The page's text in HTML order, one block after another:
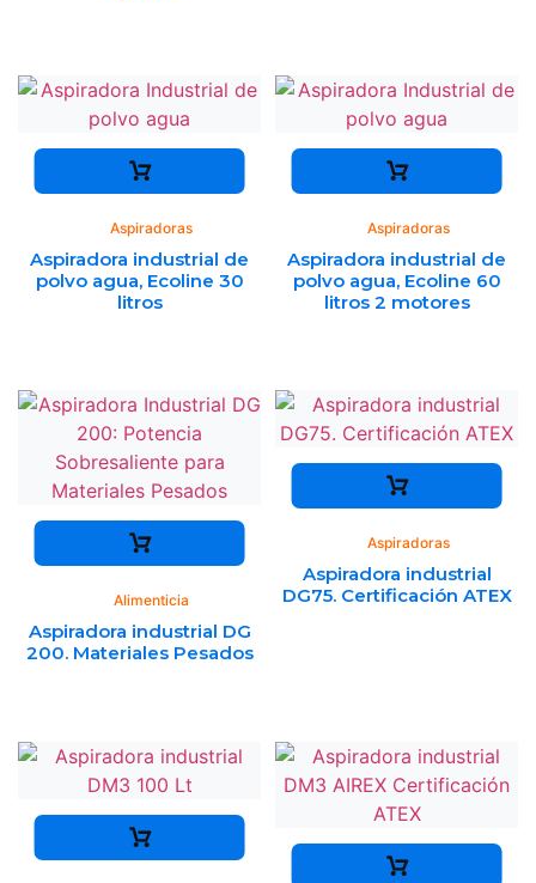
Aspiradoras
Aspiradora industrial de
polvo agua, Ecoline 30
litros
Aspiradoras
Aspiradora industrial de
polvo agua, Ecoline 60
litros 2 motores
Alimenticia
Aspiradora industrial DG
200. Materiales Pesados
Aspiradoras
Aspiradora industrial
DG75. Certificación ATEX